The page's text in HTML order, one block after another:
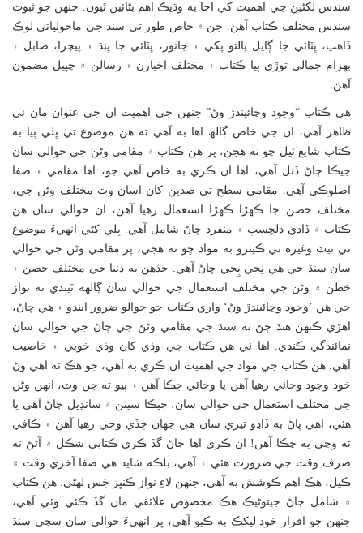
سندس لکڻين جي اھميت کي اڃا به وڌيڪ اھم بڻائين ٿيون. جنھن جو ثبوت
سندس مختلف ڪتاب آھن. جن ۾ خاص طور تي سنڌ جي ماحولياتي لوڪ
ڏاھپ، ڀٽائي جا ڳايل پالتو پکي ۽ جانور، ڀٽائي جا پنڌ ۽ پيچرا، صابل ۽
بھرام جمالي توڙي ٻيا ڪتاب ۽ مختلف اخبارن ۽ رسالن ۾ ڇپيل مضمون
آھن.
ھي ڪتاب “وجود وڃائيندڙ وڻ” جنھن جي اھميت ان جي عنوان مان ئي
ظاھر آھي، ان جي خاص ڳالھ اها به آھي ته ھن موضوع تي ڀلي ٻيا به
ڪتاب شايع ٿيل ڇو نه ھجن، پر ھن ڪتاب ۾ مقامي وڻن جي حوالي سان
جيڪا ڄاڻ ڏنل آھي، اها ان ڪري به خاص آھي جو، اها مقامي ۽ صفا
اصلوڪي آھي. مقامي سطح تي صدين کان اسان وٽ مختلف وڻن جي،
مختلف حصن جا ڪھڙا ڪھڙا استعمال رھيا آھن، ان حوالي سان ھن
ڪتاب ۾ ڏاڍي دلچسپ ۽ منفرد ڄاڻ شامل آھي. ڀلي کڻي انھيءَ موضوع
تي نيٽ وغيره تي ڪيترو به مواد ڇو نه ھجي، پر مقامي وڻن جي حوالي
سان سنڌ جي ھي نِجي پِجي ڄاڻ آھي. جڏھن به دنيا جي مختلف حصن ۽
خطن ۾ وڻن جي مختلف استعمال جي حوالي سان ڳالھه ٿيندي ته نواز
جي ھن ’وجود وڃائيندڙ وڻ‘ واري ڪتاب جو حوالو ضرور ايندو ۽ هي ڄاڻ،
اھڙي ڪنھن ھنڌ ڄڻ ته سنڌ جي مقامي وڻڻ جي ڄاڻ جي حوالي سان
نمائندگي ڪندي. اھا ئي ھن ڪتاب جي وڏي کان وڏي خوبي ۽ خاصيت
آھي. ھن ڪتاب جي مواد جي اھميت ان ڪري به آھي، جو ھڪ ته اھي وڻ
خود وجود وڃائي رھيا آھن يا وڃائي چڪا آھن ۽ ٻيو ته جن وٽ، انھن وڻن
جي مختلف استعمال جي حوالي سان، جيڪا سينن ۾ سانڍيل ڄاڻ آھي يا
ھئي، اهي پاڻ به ڏاڍو تيزي سان ھي جھان ڇڏي وڃي رهيا آھن ۽ ڪافي
ته وڃي به چڪا آھن! ان ڪري اها ڄاڻ گڏ ڪري ڪتابي شڪل ۾ آڻڻ نه
صرف وقت جي ضرورت ھئي ۽ آھي، بلڪه شايد ھي صفا آخري وقت ۾
ڪيل، ھڪ اھم ڪوشش به آھي، جنھن لاءِ نواز ڪنڀر جَس لھڻي. ھن ڪتاب
۾ شامل ڄاڻ جيتوڻيڪ ھڪ مخصوص علائقي مان گڏ ڪئي وئي آھي،
جنھن جو اقرار خود ليکڪ به ڪيو آھي، پر انهيءَ حوالي سان سڄي سنڌ